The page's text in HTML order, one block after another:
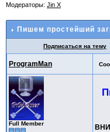
Модераторы: Jin X
Пишем простейший
Подписаться на тему
ProgramMan
Full Member